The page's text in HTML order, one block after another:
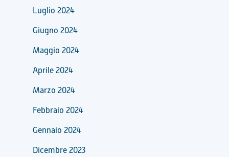
Luglio 2024
Giugno 2024
Maggio 2024
Aprile 2024
Marzo 2024
Febbraio 2024
Gennaio 2024
Dicembre 2023